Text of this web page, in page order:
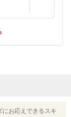
お応えできるスキ